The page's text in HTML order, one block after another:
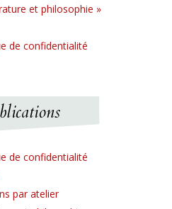
et philosophie »
de confidentialité
de confidentialité
par atelier